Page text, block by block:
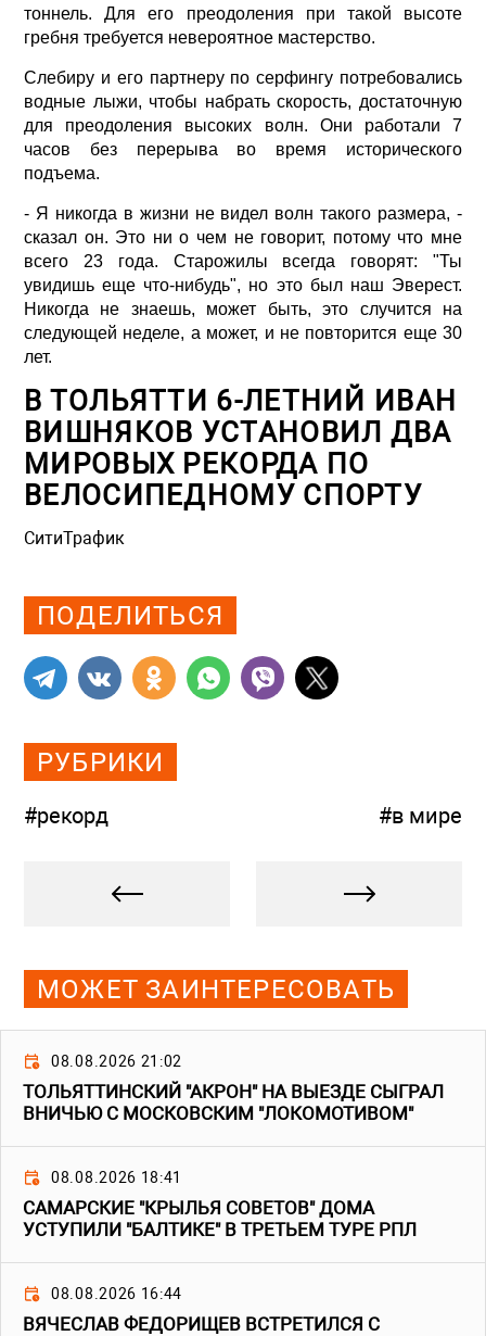
тоннель. Для его преодоления при такой высоте
гребня требуется невероятное мастерство.
Слебиру и его партнеру по серфингу потребовались
водные лыжи, чтобы набрать скорость, достаточную
для преодоления высоких волн. Они работали 7
часов без перерыва во время исторического
подъема.
- Я никогда в жизни не видел волн такого размера, -
сказал он. Это ни о чем не говорит, потому что мне
всего 23 года. Старожилы всегда говорят: "Ты
увидишь еще что-нибудь", но это был наш Эверест.
Никогда не знаешь, может быть, это случится на
следующей неделе, а может, и не повторится еще 30
лет.
В ТОЛЬЯТТИ 6-ЛЕТНИЙ ИВАН
ВИШНЯКОВ УСТАНОВИЛ ДВА
МИРОВЫХ РЕКОРДА ПО
ВЕЛОСИПЕДНОМУ СПОРТУ
СитиТрафик
ПОДЕЛИТЬСЯ
РУБРИКИ
#рекорд #в мире
МОЖЕТ ЗАИНТЕРЕСОВАТЬ
08.08.2026 21:02
ТОЛЬЯТТИНСКИЙ "АКРОН" НА ВЫЕЗДЕ СЫГРАЛ
ВНИЧЬЮ С МОСКОВСКИМ "ЛОКОМОТИВОМ"
08.08.2026 18:41
САМАРСКИЕ "КРЫЛЬЯ СОВЕТОВ" ДОМА
УСТУПИЛИ "БАЛТИКЕ" В ТРЕТЬЕМ ТУРЕ РПЛ
08.08.2026 16:44
ВЯЧЕСЛАВ ФЕДОРИЩЕВ ВСТРЕТИЛСЯ С